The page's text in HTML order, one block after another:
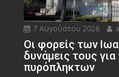
7 Αυγούστου 2026
Οι φορείς των
δυνάμεις τους
πυρόπληκτων